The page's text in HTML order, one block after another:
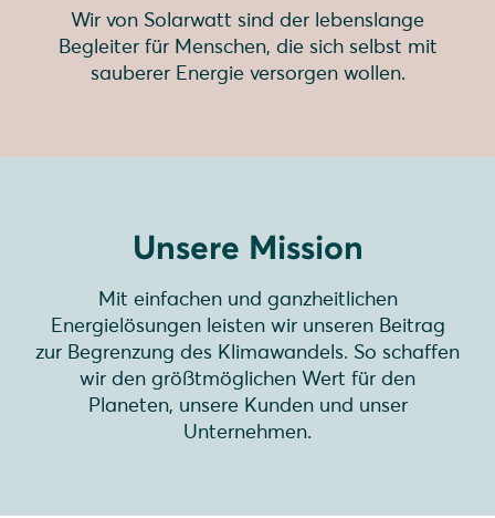
Wir von Solarwatt sind der lebenslange
Begleiter für Menschen, die sich selbst mit
sauberer Energie versorgen wollen.
Unsere Mission
Mit einfachen und ganzheitlichen
Energielösungen leisten wir unseren Beitrag
zur Begrenzung des Klimawandels. So schaffen
wir den größtmöglichen Wert für den
Planeten, unsere Kunden und unser
Unternehmen.